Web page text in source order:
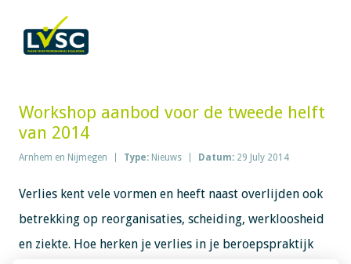
Workshop aanbod voor de tweede helft
van 2014
Arnhem en Nijmegen Type: Nieuws Datum: 29 July 2014
Verlies kent vele vormen en heeft naast overlijden ook
betrekking op reorganisaties, scheiding, werkloosheid
en ziekte. Hoe herken je verlies in je beroepspraktijk